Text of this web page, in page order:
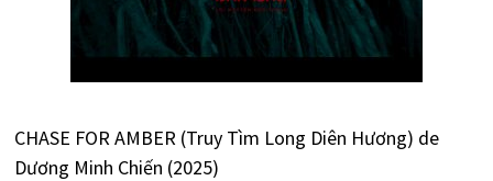
CHASE FOR AMBER (Truy Tìm Long Diên Hương) de
Dương Minh Chiến (2025)